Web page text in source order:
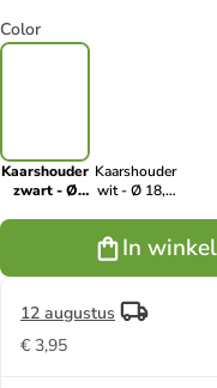
Color
Kaarshouder
zwart - Ø
Kaarshouder
wit - Ø 18,5
In
12 augustus
€ 3,95